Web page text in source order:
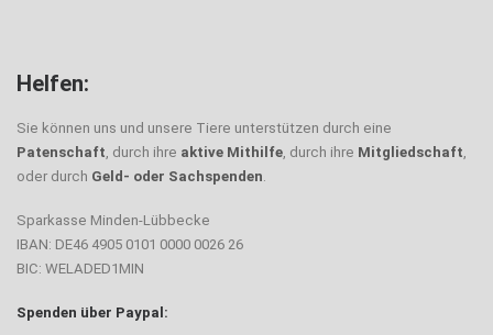
Helfen:
Sie können uns und unsere Tiere unterstützen durch eine
Patenschaft, durch ihre aktive Mithilfe, durch ihre Mitgliedschaft,
oder durch Geld- oder Sachspenden.
Sparkasse Minden-Lübbecke
IBAN: DE46 4905 0101 0000 0026 26
BIC: WELADED1MIN
Spenden über Paypal: